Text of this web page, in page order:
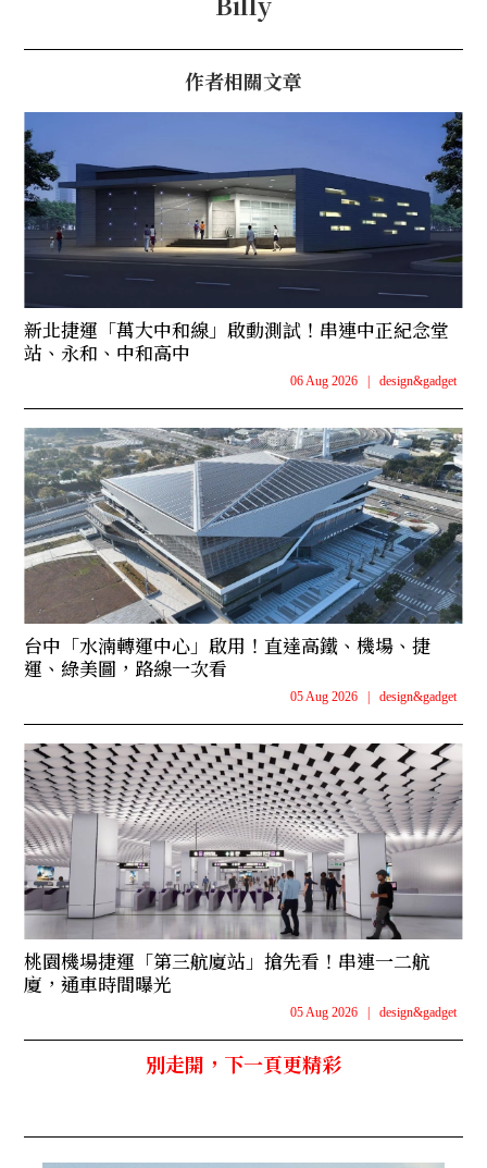
作者相關文章
新北捷運「萬大中和線」啟動測試！串連中正紀念堂
站、永和、中和高中
06 Aug 2026 | design&gadget
台中「水湳轉運中心」啟用！直達高鐵、機場、捷
運、綠美圖，路線一次看
05 Aug 2026 | design&gadget
桃園機場捷運「第三航廈站」搶先看！串連一二航
廈，通車時間曝光
05 Aug 2026 | design&gadget
別走開，下一頁更精彩